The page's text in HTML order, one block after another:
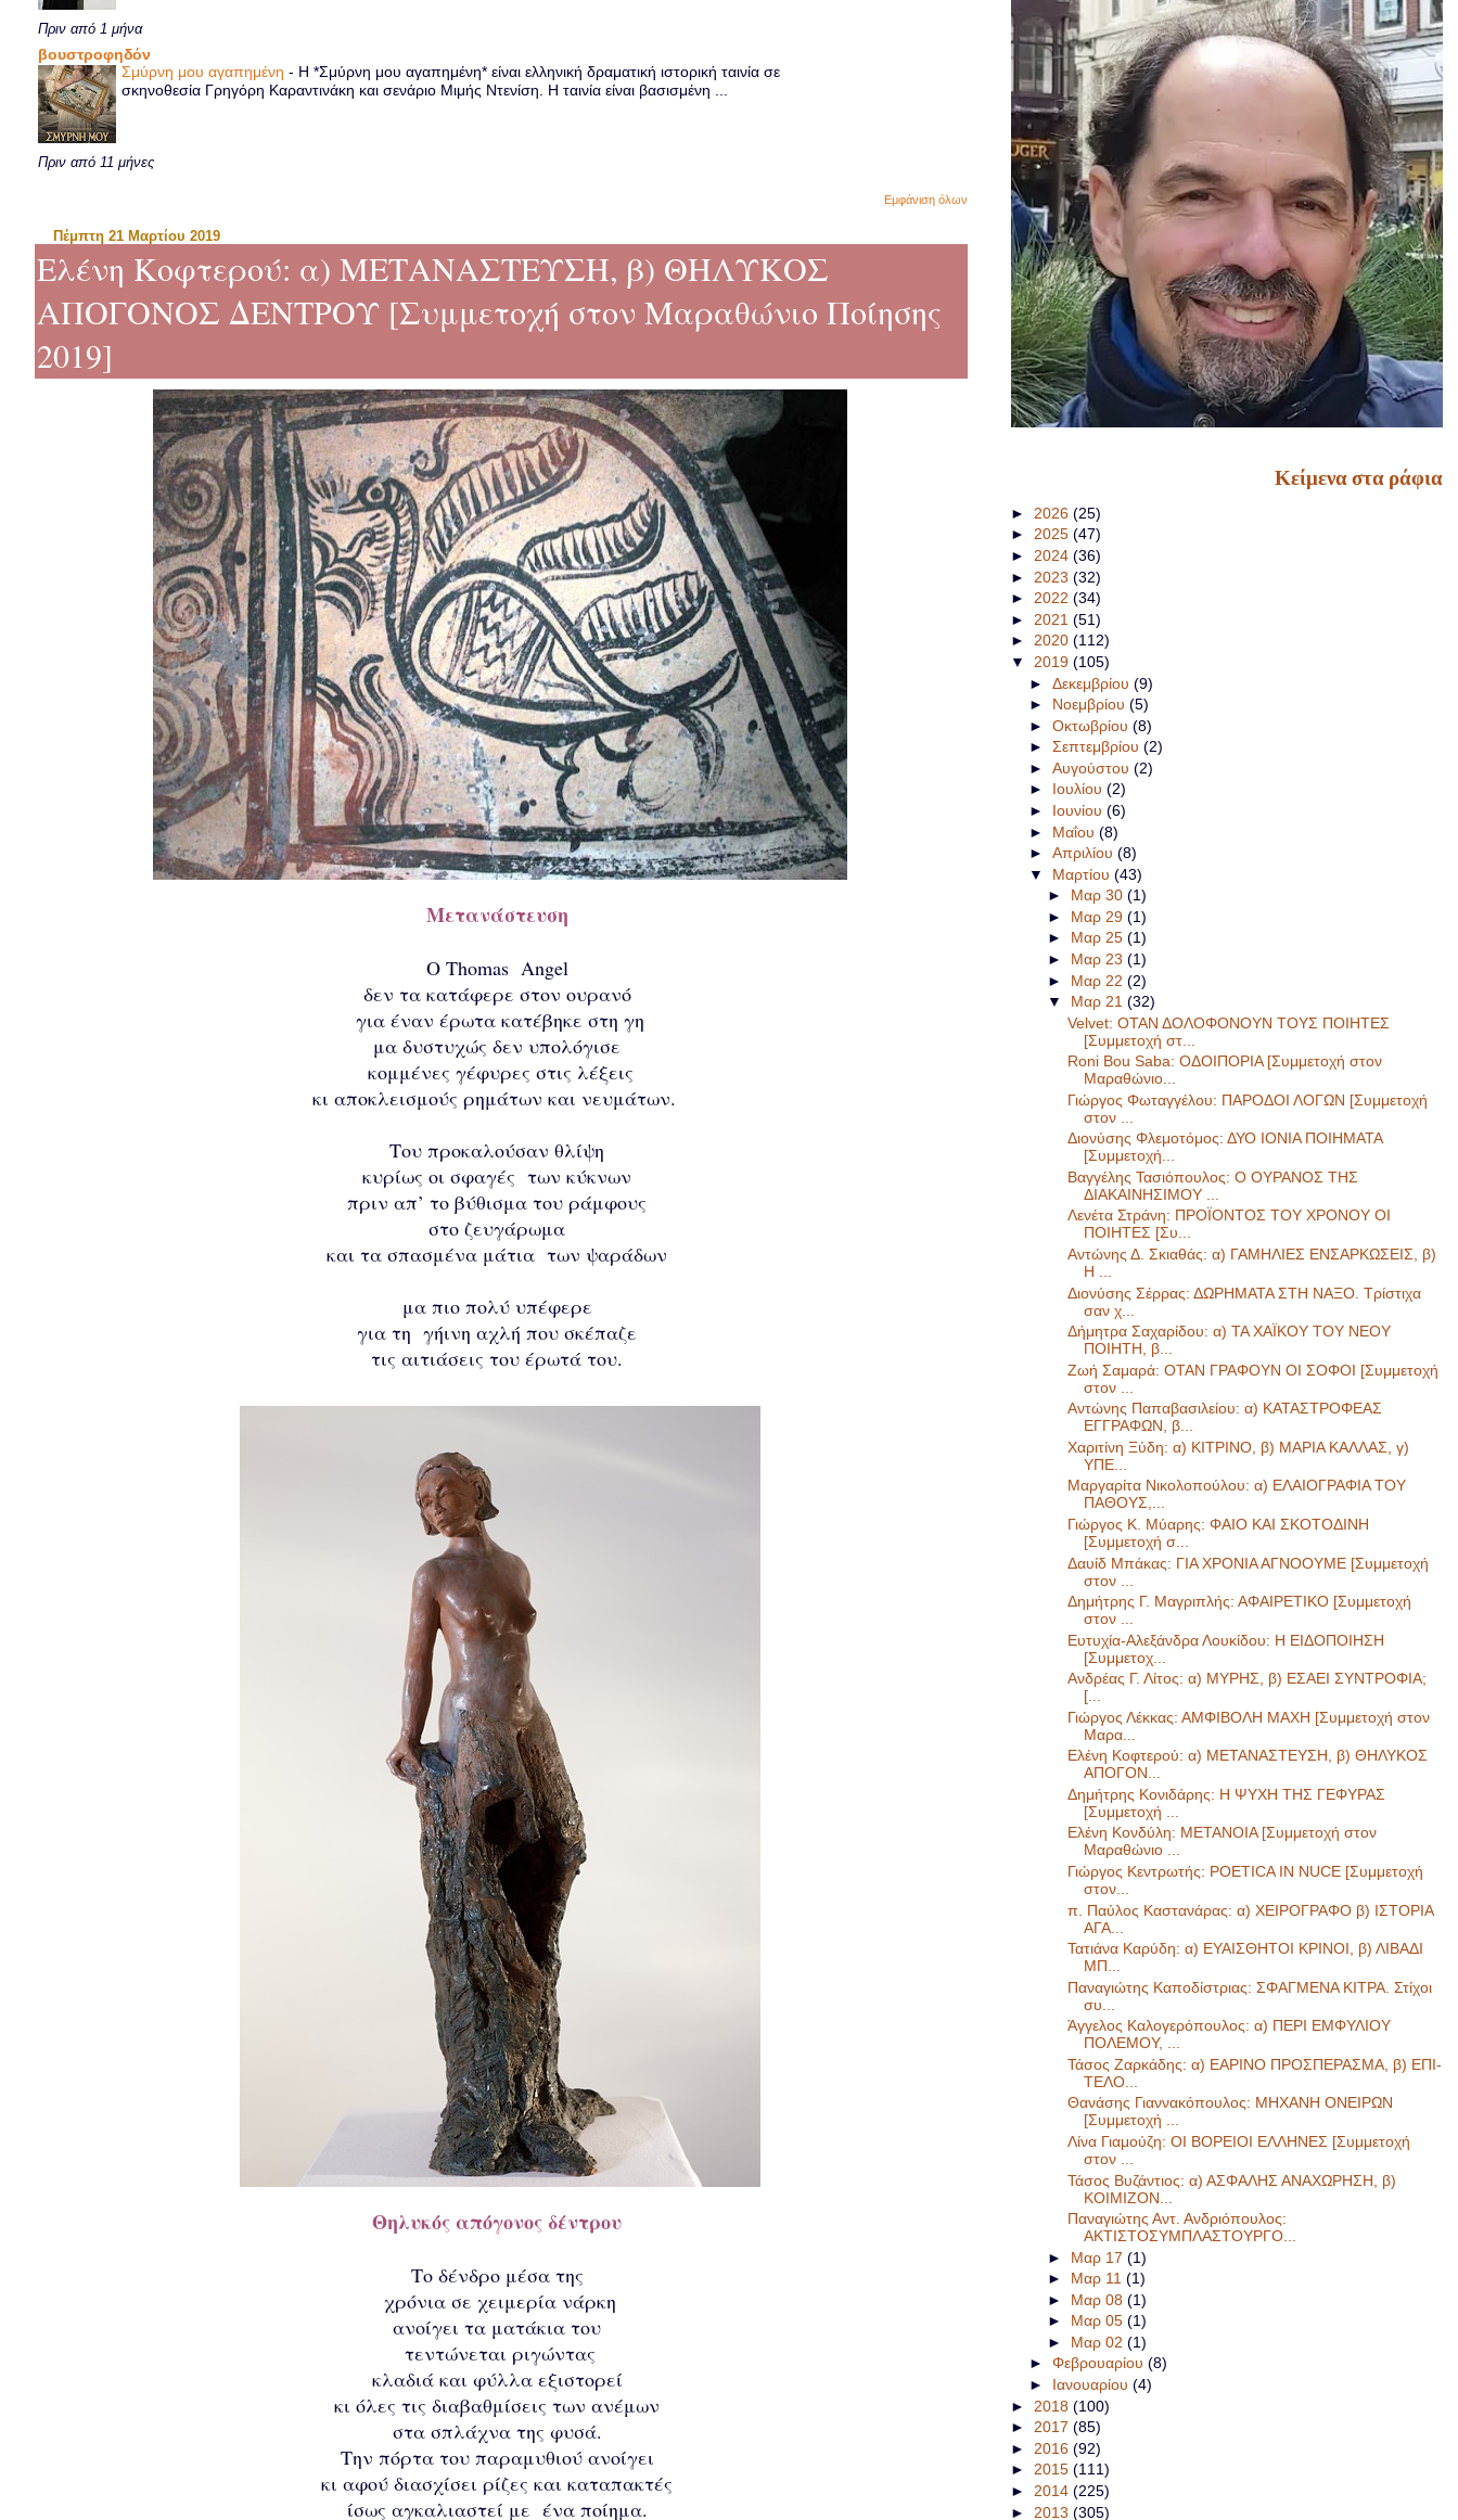
Πριν από 1 μήνα
βουστροφηδόν
Σμύρνη μου αγαπημένη- Η *Σμύρνη μου αγαπημένη* είναι ελληνική δραματική ιστορική ταινία σε
σκηνοθεσία Γρηγόρη Καραντινάκη και σενάριο Μιμής Ντενίση. Η ταινία είναι βασισμένη ...
Πριν από 11 μήνες
Εμφάνιση όλων
Πέμπτη 21 Μαρτίου 2019
Ελένη Κοφτερού: α) ΜΕΤΑΝΑΣΤΕΥΣΗ, β) ΘΗΛΥΚΟΣ
ΑΠΟΓΟΝΟΣ ΔΕΝΤΡΟΥ [Συμμετοχή στον Μαραθώνιο Ποίησης
2019]
Μετανάστευση
Ο Thomas Angel
δεν τα κατάφερε στον ουρανό
για έναν έρωτα κατέβηκε στη γη
μα δυστυχώς δεν υπολόγισε
κομμένες γέφυρες στις λέξεις
κι αποκλεισμούς ρημάτων και νευμάτων.
Του προκαλούσαν θλίψη
κυρίως οι σφαγές των κύκνων
πριν απ’ το βύθισμα του ράμφους
στο ζευγάρωμα
και τα σπασμένα μάτια των ψαράδων
μα πιο πολύ υπέφερε
για τη γήινη αχλή που σκέπαζε
τις αιτιάσεις του έρωτά του.
Θηλυκός απόγονος δέντρου
Το δένδρο μέσα της
χρόνια σε χειμερία νάρκη
ανοίγει τα ματάκια του
τεντώνεται ριγώντας
κλαδιά και φύλλα εξιστορεί
κι όλες τις διαβαθμίσεις των ανέμων
στα σπλάχνα της φυσά.
Την πόρτα του παραμυθιού ανοίγει
κι αφού διασχίσει ρίζες και καταπακτές
ίσως αγκαλιαστεί με ένα ποίημα.
Κείμενα στα ράφια
► 2026 (25)
► 2025 (47)
► 2024 (36)
► 2023 (32)
► 2022 (34)
► 2021 (51)
► 2020 (112)
▼ 2019 (105)
► Δεκεμβρίου (9)
► Νοεμβρίου (5)
► Οκτωβρίου (8)
► Σεπτεμβρίου (2)
► Αυγούστου (2)
► Ιουλίου (2)
► Ιουνίου (6)
► Μαΐου (8)
► Απριλίου (8)
▼ Μαρτίου (43)
► Μαρ 30(1)
► Μαρ 29(1)
► Μαρ 25(1)
► Μαρ 23(1)
► Μαρ 22(2)
▼ Μαρ 21(32)
Velvet: ΟΤΑΝ ΔΟΛΟΦΟΝΟΥΝ ΤΟΥΣ ΠΟΙΗΤΕΣ
[Συμμετοχή στ...
Roni Bou Saba: ΟΔΟΙΠΟΡΙΑ [Συμμετοχή στον
Μαραθώνιο...
Γιώργος Φωταγγέλου: ΠΑΡΟΔΟΙ ΛΟΓΩΝ [Συμμετοχή
στον ...
Διονύσης Φλεμοτόμος: ΔΥΟ ΙΟΝΙΑ ΠΟΙΗΜΑΤΑ
[Συμμετοχή...
Βαγγέλης Τασιόπουλος: Ο ΟΥΡΑΝΟΣ ΤΗΣ
ΔΙΑΚΑΙΝΗΣΙΜΟΥ ...
Λενέτα Στράνη: ΠΡΟΪΟΝΤΟΣ ΤΟΥ ΧΡΟΝΟΥ ΟΙ
ΠΟΙΗΤΕΣ [Συ...
Αντώνης Δ. Σκιαθάς: α) ΓΑΜΗΛΙΕΣ ΕΝΣΑΡΚΩΣΕΙΣ, β)
Η ...
Διονύσης Σέρρας: ΔΩΡΗΜΑΤΑ ΣΤΗ ΝΑΞΟ. Τρίστιχα
σαν χ...
Δήμητρα Σαχαρίδου: α) ΤΑ ΧΑΪΚΟΥ ΤΟΥ ΝΕΟΥ
ΠΟΙΗΤΗ, β...
Ζωή Σαμαρά: ΟΤΑΝ ΓΡΑΦΟΥΝ ΟΙ ΣΟΦΟΙ [Συμμετοχή
στον ...
Αντώνης Παπαβασιλείου: α) ΚΑΤΑΣΤΡΟΦΕΑΣ
ΕΓΓΡΑΦΩΝ, β...
Χαριτίνη Ξύδη: α) ΚΙΤΡΙΝΟ, β) ΜΑΡΙΑ ΚΑΛΛΑΣ, γ)
ΥΠΕ...
Μαργαρίτα Νικολοπούλου: α) ΕΛΑΙΟΓΡΑΦΙΑ ΤΟΥ
ΠΑΘΟΥΣ,...
Γιώργος Κ. Μύαρης: ΦΑΙΟ ΚΑΙ ΣΚΟΤΟΔΙΝΗ
[Συμμετοχή σ...
Δαυίδ Μπάκας: ΓΙΑ ΧΡΟΝΙΑ ΑΓΝΟΟΥΜΕ [Συμμετοχή
στον ...
Δημήτρης Γ. Μαγριπλής: ΑΦΑΙΡΕΤΙΚΟ [Συμμετοχή
στον ...
Ευτυχία-Αλεξάνδρα Λουκίδου: Η ΕΙΔΟΠΟΙΗΣΗ
[Συμμετοχ...
Ανδρέας Γ. Λίτος: α) ΜΥΡΗΣ, β) ΕΣΑΕΙ ΣΥΝΤΡΟΦΙΑ;
[...
Γιώργος Λέκκας: ΑΜΦΙΒΟΛΗ ΜΑΧΗ [Συμμετοχή στον
Μαρα...
Ελένη Κοφτερού: α) ΜΕΤΑΝΑΣΤΕΥΣΗ, β) ΘΗΛΥΚΟΣ
ΑΠΟΓΟΝ...
Δημήτρης Κονιδάρης: Η ΨΥΧΗ ΤΗΣ ΓΕΦΥΡΑΣ
[Συμμετοχή ...
Ελένη Κονδύλη: ΜΕΤΑΝΟΙΑ [Συμμετοχή στον
Μαραθώνιο ...
Γιώργος Κεντρωτής: POETICA IN NUCE [Συμμετοχή
στον...
π. Παύλος Καστανάρας: α) ΧΕΙΡΟΓΡΑΦΟ β) ΙΣΤΟΡΙΑ
ΑΓΑ...
Τατιάνα Καρύδη: α) ΕΥΑΙΣΘΗΤΟΙ ΚΡΙΝΟΙ, β) ΛΙΒΑΔΙ
ΜΠ...
Παναγιώτης Καποδίστριας: ΣΦΑΓΜΕΝΑ ΚΙΤΡΑ. Στίχοι
συ...
Άγγελος Καλογερόπουλος: α) ΠΕΡΙ ΕΜΦΥΛΙΟΥ
ΠΟΛΕΜΟΥ, ...
Τάσος Ζαρκάδης: α) ΕΑΡΙΝΟ ΠΡΟΣΠΕΡΑΣΜΑ, β) ΕΠΙ-
ΤΕΛΟ...
Θανάσης Γιαννακόπουλος: ΜΗΧΑΝΗ ΟΝΕΙΡΩΝ
[Συμμετοχή ...
Λίνα Γιαμούζη: ΟΙ ΒΟΡΕΙΟΙ ΕΛΛΗΝΕΣ [Συμμετοχή
στον ...
Τάσος Βυζάντιος: α) ΑΣΦΑΛΗΣ ΑΝΑΧΩΡΗΣΗ, β)
ΚΟΙΜΙΖΟΝ...
Παναγιώτης Αντ. Ανδριόπουλος:
ΑΚΤΙΣΤΟΣΥΜΠΛΑΣΤΟΥΡΓΟ...
► Μαρ 17(1)
► Μαρ 11(1)
► Μαρ 08(1)
► Μαρ 05(1)
► Μαρ 02(1)
► Φεβρουαρίου (8)
► Ιανουαρίου (4)
► 2018 (100)
► 2017 (85)
► 2016 (92)
► 2015 (111)
► 2014 (225)
► 2013 (305)